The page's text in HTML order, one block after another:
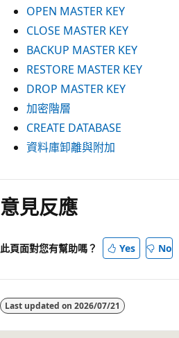
OPEN MASTER KEY
CLOSE MASTER KEY
BACKUP MASTER KEY
RESTORE MASTER KEY
DROP MASTER KEY
加密階層
CREATE DATABASE
資料庫卸離與附加
意見反應
此頁面對您有幫助嗎？ Yes No
Last updated on 2026/07/21